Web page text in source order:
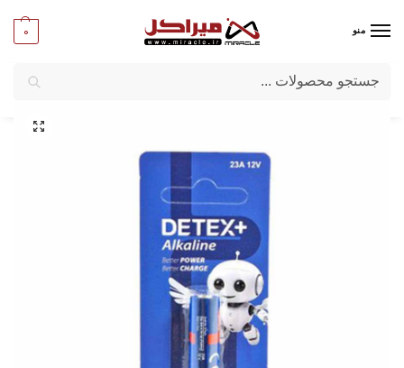
منو 0
میراکل/باتری